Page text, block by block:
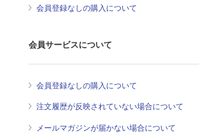
会員登録なしの購入について
会員サービスについて
会員登録なしの購入について
注文履歴が反映されていない場合について
メールマガジンが届かない場合について